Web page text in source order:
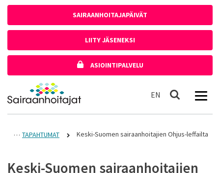
SAIRAANHOITAJAPÄIVÄT
LIITY JÄSENEKSI
ASIOINTIPALVELU
Etusivulle
EN In English
Haku
TAPAHTUMAT Keski-Suomen sairaanhoitajien Ohjus-leffailta
Keski-Suomen sairaanhoitajien